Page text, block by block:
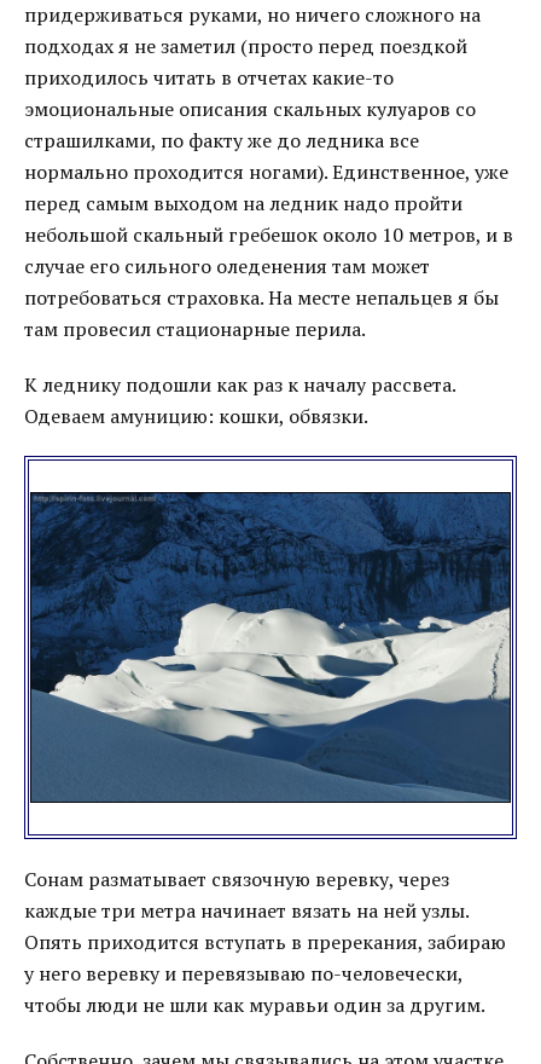
придерживаться руками, но ничего сложного на
подходах я не заметил (просто перед поездкой
приходилось читать в отчетах какие-то
эмоциональные описания скальных кулуаров со
страшилками, по факту же до ледника все
нормально проходится ногами). Единственное, уже
перед самым выходом на ледник надо пройти
небольшой скальный гребешок около 10 метров, и в
случае его сильного оледенения там может
потребоваться страховка. На месте непальцев я бы
там провесил стационарные перила.
К леднику подошли как раз к началу рассвета.
Одеваем амуницию: кошки, обвязки.
Сонам разматывает связочную веревку, через
каждые три метра начинает вязать на ней узлы.
Опять приходится вступать в пререкания, забираю
у него веревку и перевязываю по-человечески,
чтобы люди не шли как муравьи один за другим.